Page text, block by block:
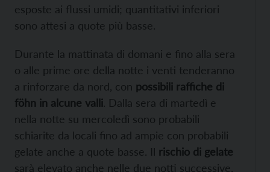
esposte ai flussi umidi; quantitativi inferiori
sono attesi a quote più basse.
Durante la mattinata di domani e fino alla sera
o alle prime ore della notte i venti tenderanno
a rinforzare da nord, con possibili raffiche di
föhn in alcune valli. Dalla sera di martedì e
nella notte su mercoledì sono probabili
schiarite da locali fino ad ampie con probabili
gelate anche a quote basse. Il rischio di gelate
sarà elevato anche nelle due notti successive.